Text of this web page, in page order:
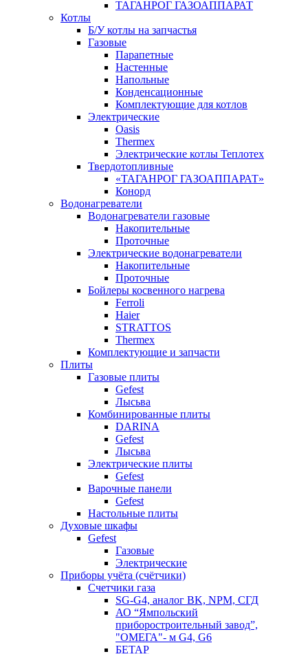
ТАГАНРОГ ГАЗОАППАРАТ
Котлы
Б/У котлы на запчастья
Газовые
Парапетные
Настенные
Напольные
Конденсационные
Комплектующие для котлов
Электрические
Oasis
Thermex
Электрические котлы Теплотех
Твердотопливные
«ТАГАНРОГ ГАЗОАППАРАТ»
Конорд
Водонагреватели
Водонагреватели газовые
Накопительные
Проточные
Электрические водонагреватели
Накопительные
Проточные
Бойлеры косвенного нагрева
Ferroli
Haier
STRATTOS
Thermex
Комплектующие и запчасти
Плиты
Газовые плиты
Gefest
Лысьва
Комбинированные плиты
DARINA
Gefest
Лысьва
Электрические плиты
Gefest
Варочные панели
Gefest
Настольные плиты
Духовые шкафы
Gefest
Газовые
Электрические
Приборы учёта (счётчики)
Счетчики газа
SG-G4, аналог BK, NPM, СГД
АО “Ямпольский
приборостроительный завод”,
"ОМЕГА"- м G4, G6
БЕТАР